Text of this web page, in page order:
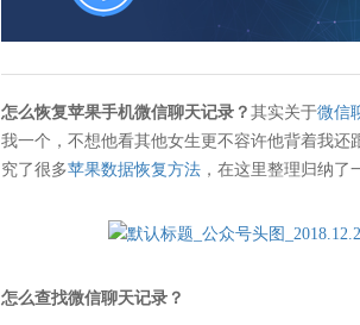
怎么恢复苹果手机微信聊天记录？ 其实关于微信
我一个，不想他看其他女生更不容许他背着我
究了很多苹果数据恢复方法 ，在这里整理归纳了
怎么查找微信聊天记录？